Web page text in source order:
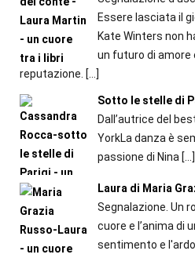
Essere lasciata il
Kate Winters non
un futuro di amore
reputazione. […]
Sotto le stelle di
Dall’autrice del
YorkLa danza è
passione di Nina […]
Laura di Maria
Segnalazione. Un
cuore e l’anima di
sentimento e